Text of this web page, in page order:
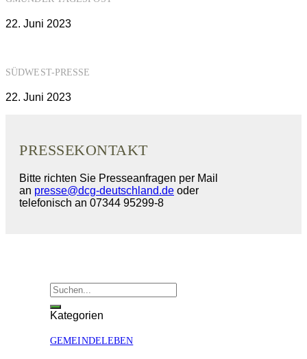
22. Juni 2023
SÜDWEST-PRESSE
22. Juni 2023
PRESSEKONTAKT
Bitte richten Sie Presseanfragen per Mail
an presse@dcg-deutschland.de oder
telefonisch an 07344 95299-8
Kategorien
GEMEINDELEBEN